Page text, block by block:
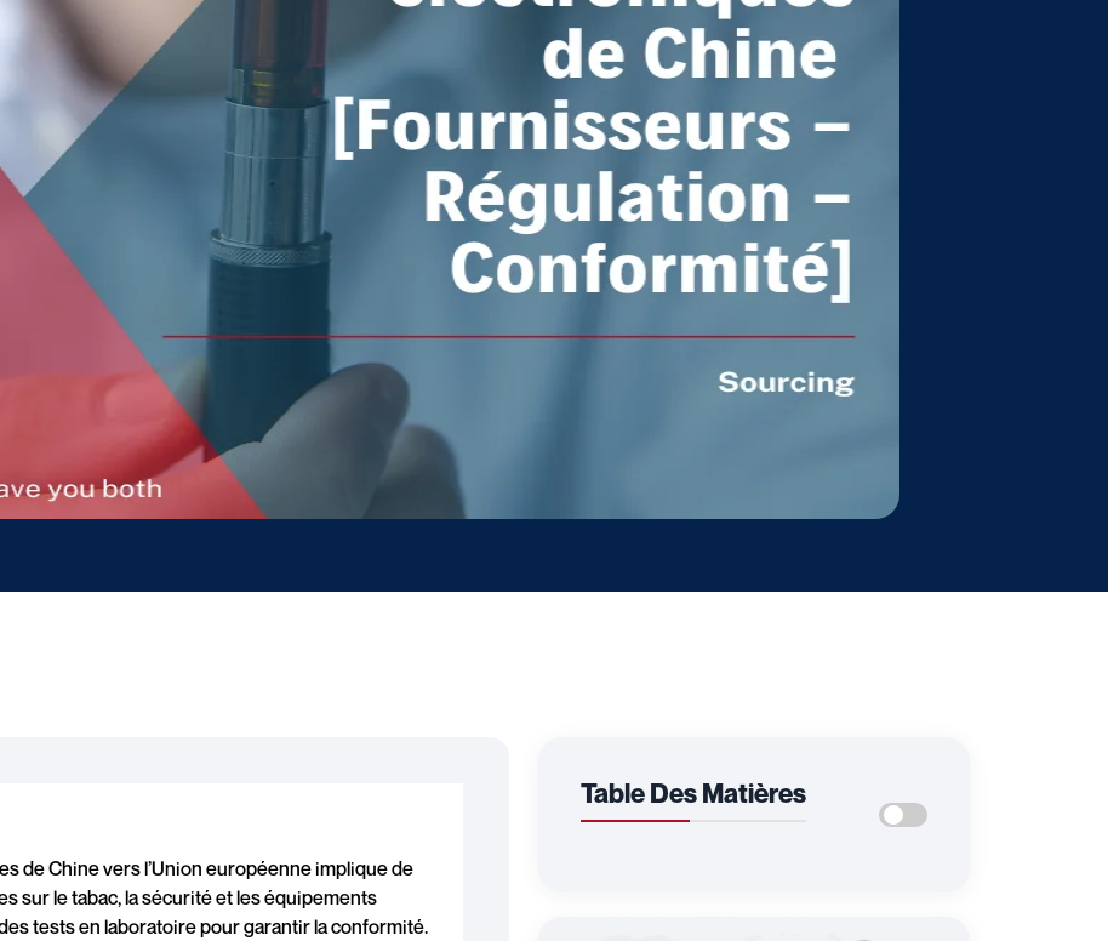
de Chine vers l’Union européenne implique de
sur le tabac, la sécurité et les équipements
tests en laboratoire pour garantir la conformité.
Table Des Matières